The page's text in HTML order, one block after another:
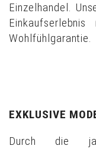
Einzelhandel.
Wohlfühlgarantie.
EXKLUSIVE
Durch die